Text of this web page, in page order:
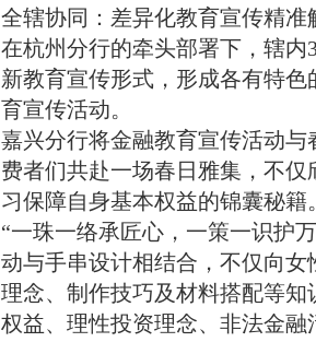
全辖协同：差异化教育宣传精准
在杭州分行的牵头部署下，辖
新教育宣传形式，形成各有特
育宣传活动。
嘉兴分行将金融教育宣传活动
费者们共赴一场春日雅集，不
习保障自身基本权益的锦囊秘籍
“一珠一络承匠心，一策一识护
动与手串设计相结合，不仅向
理念、制作技巧及材料搭配等
权益、理性投资理念、非法金